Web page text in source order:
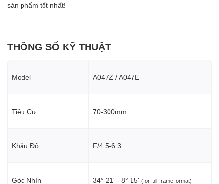
sản phẩm tốt nhất!
THÔNG SỐ KỸ THUẬT
Model A047Z / A047E
Tiêu Cự 70-300mm
Khẩu Độ F/4.5-6.3
Góc Nhìn 34° 21' - 8° 15' (for full-frame format)